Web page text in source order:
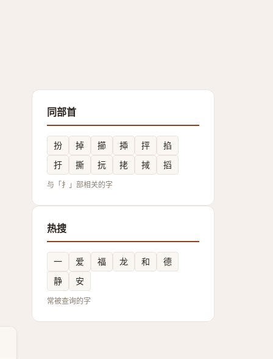
同部首
扮 掉 擳 揷 抨
掐
扜
撕 抏 㧯 掝 搯
与「扌」部相关的字
热搜
一 爱 福 龙 和
德
静
安
常被查询的字